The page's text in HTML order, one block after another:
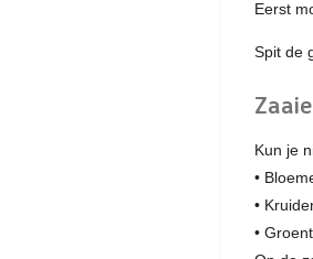
Eerst
Spit de
Kun je
•
•
•